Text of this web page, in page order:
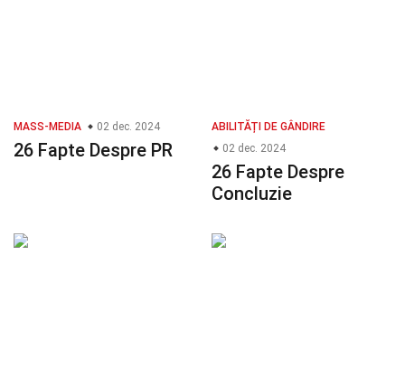
MASS-MEDIA 02 dec. 2024
26 Fapte Despre PR
ABILITĂȚI DE GÂNDIRE
02 dec. 2024
26 Fapte Despre
Concluzie